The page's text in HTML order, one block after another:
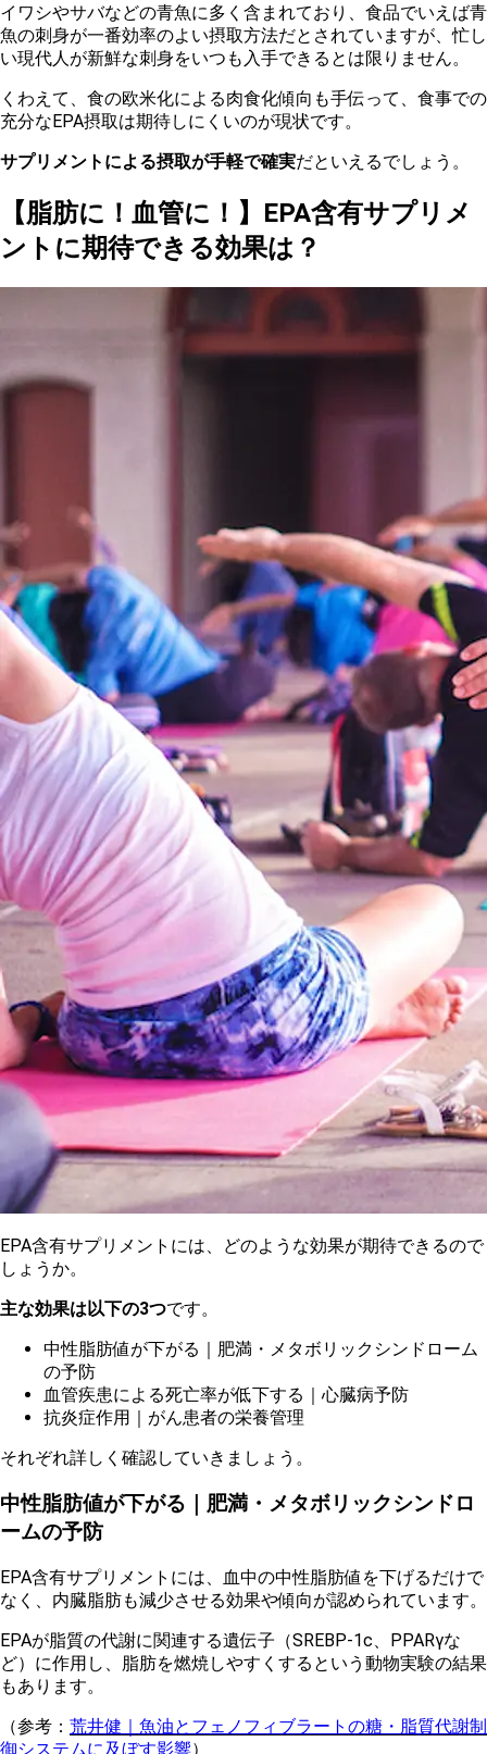
イワシやサバなどの青魚に多く含まれており、食品でいえば青
魚の刺身が一番効率のよい摂取方法だとされていますが、忙し
い現代人が新鮮な刺身をいつも入手できるとは限りません。
くわえて、食の欧米化による肉食化傾向も手伝って、食事での
充分なEPA摂取は期待しにくいのが現状です。
サプリメントによる摂取が手軽で確実だといえるでしょう。
【脂肪に！血管に！】EPA含有サプリメ
ントに期待できる効果は？
EPA含有サプリメントには、どのような効果が期待できるので
しょうか。
主な効果は以下の3つです。
中性脂肪値が下がる｜肥満・メタボリックシンドローム
の予防
血管疾患による死亡率が低下する｜心臓病予防
抗炎症作用｜がん患者の栄養管理
それぞれ詳しく確認していきましょう。
中性脂肪値が下がる｜肥満・メタボリックシンドロ
ームの予防
EPA含有サプリメントには、血中の中性脂肪値を下げるだけで
なく、内臓脂肪も減少させる効果や傾向が認められています。
EPAが脂質の代謝に関連する遺伝子（SREBP-1c、PPARγな
ど）に作用し、脂肪を燃焼しやすくするという動物実験の結果
もあります。
（参考： 荒井健｜魚油とフェノフィブラートの糖・脂質代謝制
御システムに及ぼす影響）